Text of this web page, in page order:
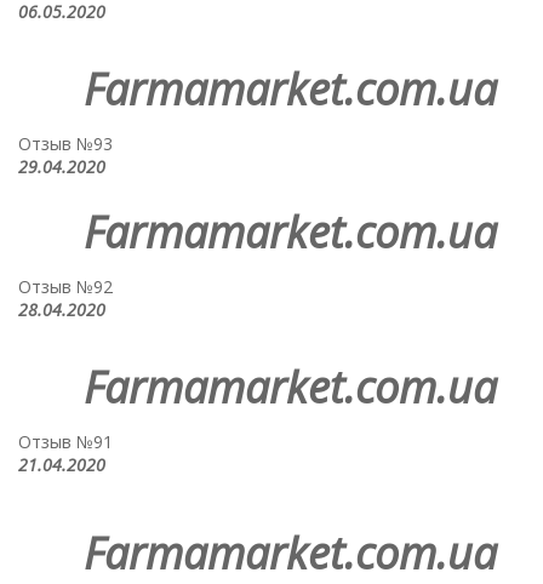
06.05.2020
Farmamarket.com.ua
Отзыв №93
29.04.2020
Farmamarket.com.ua
Отзыв №92
28.04.2020
Farmamarket.com.ua
Отзыв №91
21.04.2020
Farmamarket.com.ua